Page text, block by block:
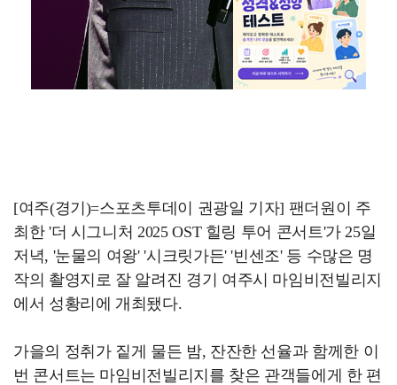
[여주(경기)=스포츠투데이 권광일 기자] 팬더원이 주
최한 '더 시그니처 2025 OST 힐링 투어 콘서트'가 25일
저녁, '눈물의 여왕' '시크릿가든' '빈센조' 등 수많은 명
작의 촬영지로 잘 알려진 경기 여주시 마임비전빌리지
에서 성황리에 개최됐다.
가을의 정취가 짙게 물든 밤, 잔잔한 선율과 함께한 이
번 콘서트는 마임비전빌리지를 찾은 관객들에게 한 편